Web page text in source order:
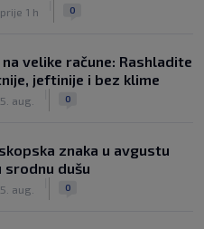
prije 1 h 0
velike račune: Rashladite
jeftinije i bez klime
5. aug. 0
znaka u avgustu
srodnu dušu
5. aug. 0